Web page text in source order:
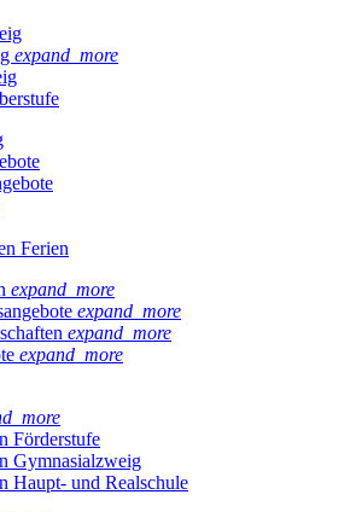
expand_more
Ferien
expand_more
expand_more
expand_more
expand_more
Förderstufe
Gymnasialzweig
Haupt- und Realschule